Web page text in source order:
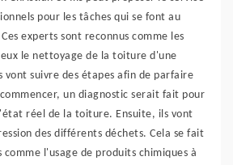
pour les tâches qui se font au
experts sont reconnus comme les
le nettoyage de la toiture d'une
vont suivre des étapes afin de parfaire
un diagnostic serait fait pour
réel de la toiture. Ensuite, ils vont
des différents déchets. Cela se fait
comme l'usage de produits chimiques à